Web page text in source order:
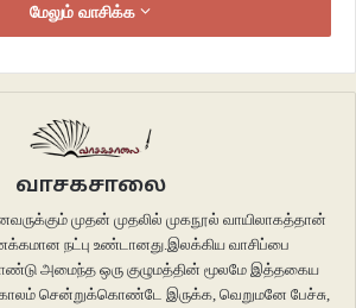
மேலும் வாசிக்க
வாசகசாலை
முதன் முதலில் முகநூல் வாயிலாகத்தான்
நட்பு உண்டானது.இலக்கிய வாசிப்பை
அமைந்த ஒரு குழுமத்தின் மூலமே இத்தகைய
சென்றுக்கொண்டே இருக்க, வெறுமனே பேச்சு,